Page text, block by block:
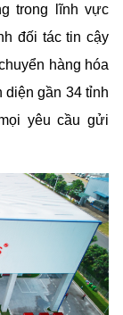
trong lĩnh vực
đối tác tin cậy
hàng hóa
gần 34 tỉnh
yêu cầu gửi